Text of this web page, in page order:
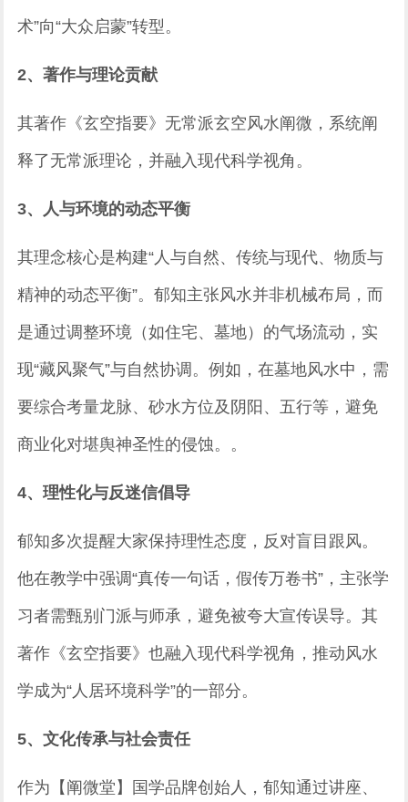
术”向“大众启蒙”转型。
2、著作与理论贡献
其著作《玄空指要》无常派玄空风水阐微，系统阐
释了无常派理论，并融入现代科学视角。
3、人与环境的动态平衡
其理念核心是构建“人与自然、传统与现代、物质与
精神的动态平衡”。郁知主张风水并非机械布局，而
是通过调整环境（如住宅、墓地）的气场流动，实
现“藏风聚气”与自然协调。例如，在墓地风水中，需
要综合考量龙脉、砂水方位及阴阳、五行等，避免
商业化对堪舆神圣性的侵蚀。。
4、理性化与反迷信倡导
郁知多次提醒大家保持理性态度，反对盲目跟风。
他在教学中强调“真传一句话，假传万卷书”，主张学
习者需甄别门派与师承，避免被夸大宣传误导。其
著作《玄空指要》也融入现代科学视角，推动风水
学成为“人居环境科学”的一部分。
5、文化传承与社会责任
作为【阐微堂】国学品牌创始人，郁知通过讲座、